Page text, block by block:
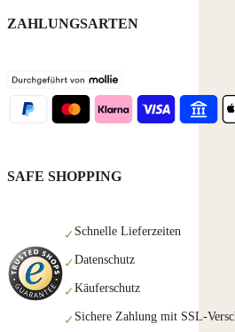
ZAHLUNGSARTEN
SAFE SHOPPING
✓ Schnelle Lieferzeiten
✓Datenschutz
✓Käuferschutz
✓ Sichere Zahlung mit SSL-